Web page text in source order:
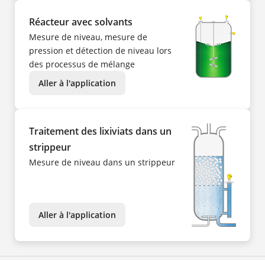
Réacteur avec solvants
Mesure de niveau, mesure de
pression et détection de niveau lors
des processus de mélange
Aller à l'application
Traitement des lixiviats dans un
strippeur
Mesure de niveau dans un strippeur
Aller à l'application